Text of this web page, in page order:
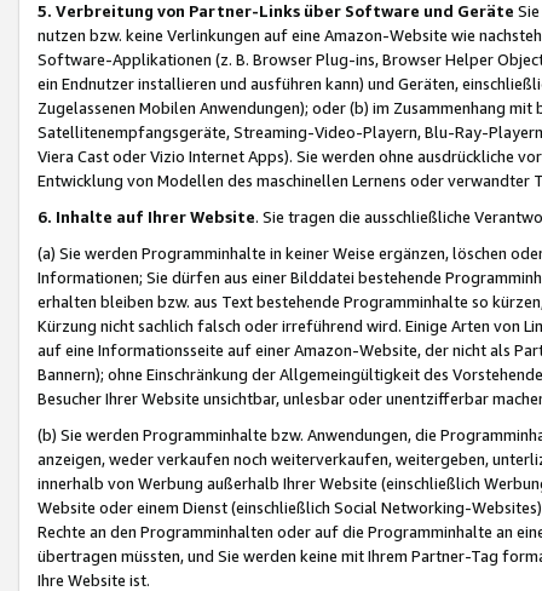
5. Verbreitung von Partner-Links über Software und Geräte
nutzen bzw. keine Verlinkungen auf eine Amazon-Website wie
Software-Applikationen (z. B. Browser Plug-ins, Browser Helper
ein Endnutzer installieren und ausführen kann) und Geräten,
Zugelassenen Mobilen Anwendungen); oder (b) im Zusammenhang
Satellitenempfangsgeräte, Streaming-Video-Playern, Blu-Ray-
Viera Cast oder Vizio Internet Apps). Sie werden ohne ausdrückliche
Entwicklung von Modellen des maschinellen Lernens oder
6. Inhalte auf Ihrer Website. Sie tragen die ausschließliche
(a) Sie werden Programminhalte in keiner Weise ergänzen, löschen
Informationen; Sie dürfen aus einer Bilddatei bestehende
erhalten bleiben bzw. aus Text bestehende Programminhalte so
Kürzung nicht sachlich falsch oder irreführend wird. Einige Arten von
auf eine Informationsseite auf einer Amazon-Website, der nicht als
Bannern); ohne Einschränkung der Allgemeingültigkeit des
Besucher Ihrer Website unsichtbar, unlesbar oder unentzifferbar
(b) Sie werden Programminhalte bzw. Anwendungen, die
anzeigen, weder verkaufen noch weiterverkaufen, weitergeben,
innerhalb von Werbung außerhalb Ihrer Website (einschließlich
Website oder einem Dienst (einschließlich Social Networking-
Rechte an den Programminhalten oder auf die Programminhalte an
übertragen müssten, und Sie werden keine mit Ihrem Partner-Tag
Ihre Website ist.